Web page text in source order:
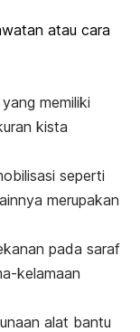
atau cara
memiliki
kista
seperti
merupakan
pada saraf
kelamaan
alat bantu